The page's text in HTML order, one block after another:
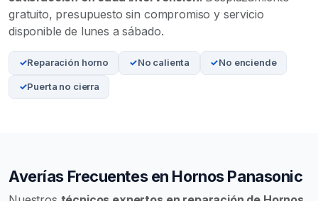
gratuito, presupuesto sin compromiso y servicio
disponible de lunes a sábado.
Reparación horno No calienta No enciende
Puerta no cierra
Averías Frecuentes en Hornos Panasonic